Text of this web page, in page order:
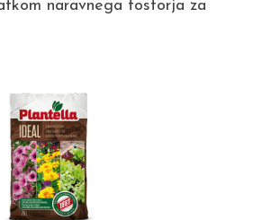
naravnega fosforja za